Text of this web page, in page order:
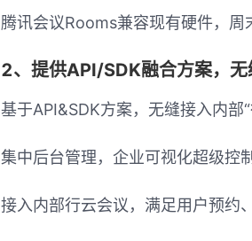
腾讯会议Rooms兼容现有硬件，
2、提供API/SDK融合方案，
基于API&SDK方案，无缝接入内部
集中后台管理，企业可视化超级控
接入内部行云会议，满足用户预约